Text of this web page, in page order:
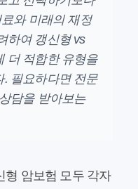
와 미래의 재정
하여 갱신형 vs
더 적합한 유형을
. 필요하다면 전문
담을 받아보는
형 암보험 모두 각자